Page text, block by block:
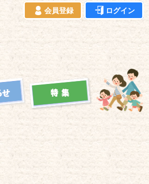
会員登録 ログイン